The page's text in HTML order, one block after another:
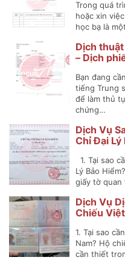
Trong quá
hoặc xin
học bạ là
Dịch
– Dịch
Bạn đang
tiếng Trung
để làm thủ
chứng…
Dịch Vụ
Chỉ Đại Lý
1. Tại sao
Lý Bảo
giấy tờ
Dịch Vụ
Chiếu
1. Tại sao
Nam? Hộ
cần thiết